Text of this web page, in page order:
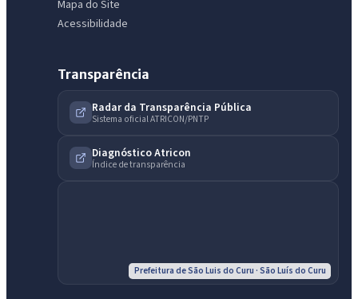
Mapa do Site
Acessibilidade
Transparência
Radar da Transparência Pública
Sistema oficial ATRICON/PNTP
Diagnóstico Atricon
Índice de transparência
Prefeitura de São Luis do Curu · São Luís do Curu